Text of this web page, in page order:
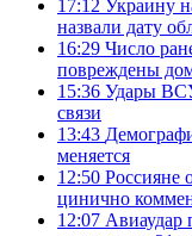
17:12 Украину
назвали дату
16:29 Число
повреждены
15:36 Удары
связи
13:43
меняется
12:50 Россияне
цинично
12:07 Авиаудар